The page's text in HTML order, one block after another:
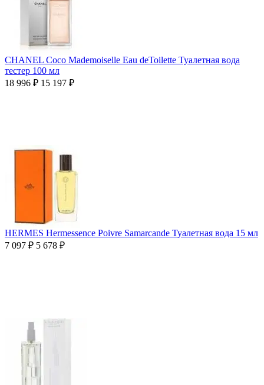
CHANEL Coco Mademoiselle Eau deToilette Туалетная вода
тестер 100 мл
18 996 ₽ 15 197 ₽
HERMES Hermessence Poivre Samarcande Туалетная вода 15 мл
7 097 ₽ 5 678 ₽